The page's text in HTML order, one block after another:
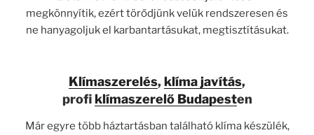
megkönnyítik, ezért törődjünk velük rendszeresen és
ne hanyagoljuk el karbantartásukat, megtisztításukat.
Klímaszerelés, klíma javítás,
profi klímaszerelő Budapesten
Már egyre több háztartásban található klíma készülék,